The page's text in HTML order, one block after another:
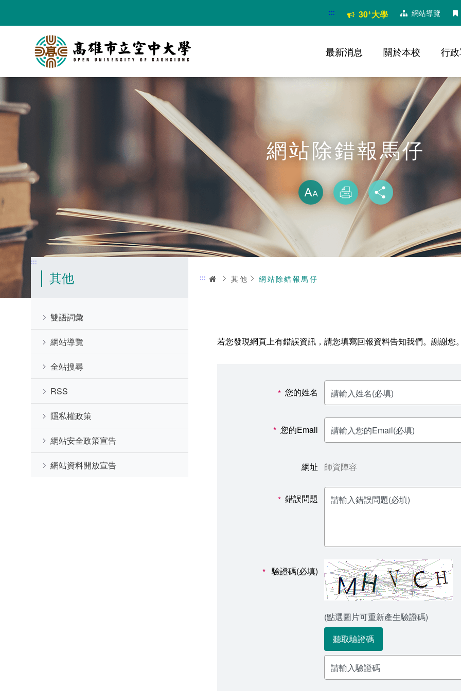
要
::: 30+大學 網站導覽
最新消息 關於本校 行
網站除錯報馬仔
放大
列印
:::
其他
雙語詞彙
網站導覽
全站搜尋
RSS
隱私權政策
網站安全政策宣告
網站資料開放宣告
::: 首頁其他 網站除錯報馬仔
若您發現網頁上有錯誤資訊，請您填寫回報資料告知我們。謝謝您
* 您的姓名
* 您的Email
網址 師資陣容
* 錯誤問題
* 驗證碼(必填)
(點選圖片可重新產生驗證碼)
聽取驗證碼